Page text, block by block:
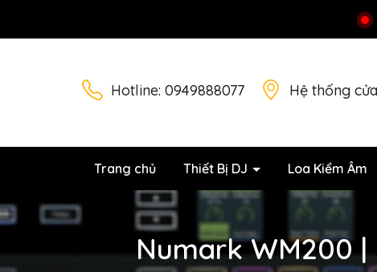
Hotline: 0949888077 Hệ thống
Trang chủ Thiết Bị DJ Loa Kiểm Âm
Numark WM200 |